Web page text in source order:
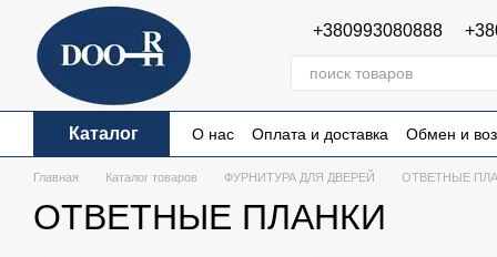
Перейти к основному контенту
+380993080888
Каталог О нас Оплата и доставка
Обмен и
Пользовательское соглашение
Главная Каталог товаров ФУРНИТУРА ДЛЯ ДВЕРЕЙ ОТВЕТНЫЕ
ОТВЕТНЫЕ ПЛАНКИ